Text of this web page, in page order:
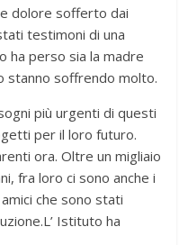
dolore sofferto dai
testimoni di una
ha perso sia la madre
stanno soffrendo molto.
più urgenti di questi
per il loro futuro.
ora. Oltre un migliaio
fra loro ci sono anche i
che sono stati
Istituto ha